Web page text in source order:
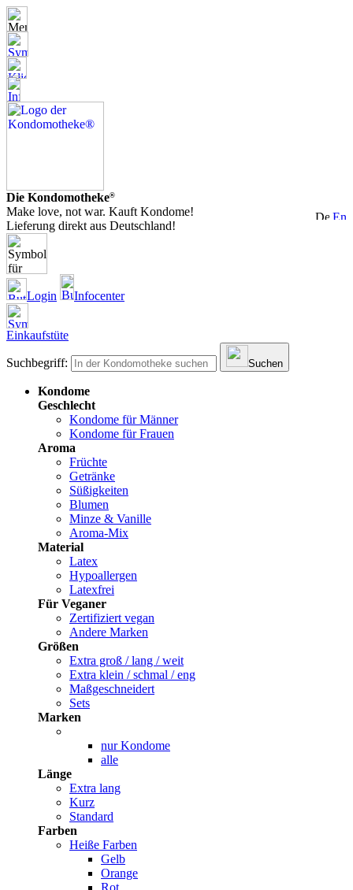
Die Kondomotheke®
Make love, not war. Kauft Kondome!
Lieferung direkt aus Deutschland!
Login Infocenter
Einkaufstüte
Suchbegriff: Suchen
Kondome
Geschlecht
Kondome für Männer
Kondome für Frauen
Aroma
Früchte
Getränke
Süßigkeiten
Blumen
Minze & Vanille
Aroma-Mix
Material
Latex
Hypoallergen
Latexfrei
Für Veganer
Zertifiziert vegan
Andere Marken
Größen
Extra groß / lang / weit
Extra klein / schmal / eng
Maßgeschneidert
Sets
Marken
nur Kondome
alle
Länge
Extra lang
Kurz
Standard
Farben
Heiße Farben
Gelb
Orange
Rot